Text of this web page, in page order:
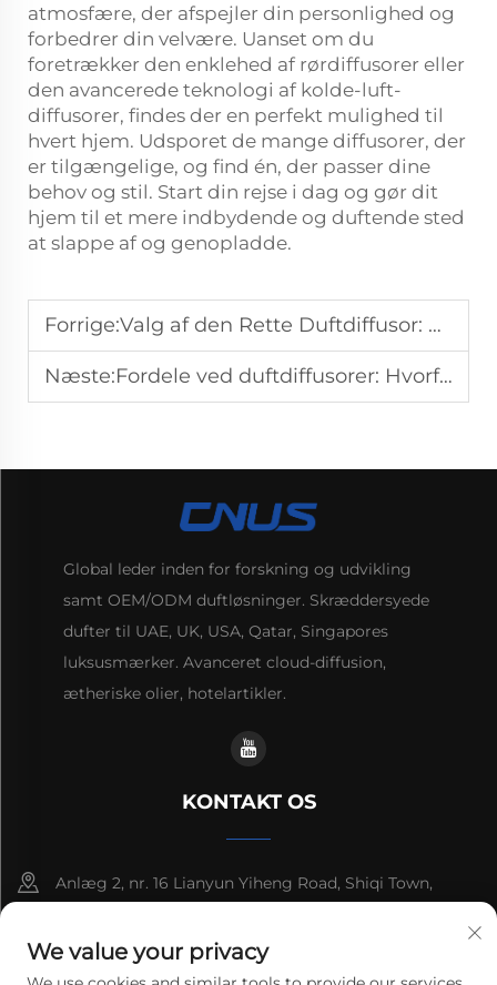
atmosfære, der afspejler din personlighed og
forbedrer din velvære. Uanset om du
foretrækker den enklehed af rørdiffusorer eller
den avancerede teknologi af kolde-luft-
diffusorer, findes der en perfekt mulighed til
hvert hjem. Udsporet de mange diffusorer, der
er tilgængelige, og find én, der passer dine
behov og stil. Start din rejse i dag og gør dit
hjem til et mere indbydende og duftende sted
at slappe af og genopladde.
Forrige:Valg af den Rette Duftdiffusor: En Guide til Dit Hjems Signaturaroma
Næste:Fordele ved duftdiffusorer: Hvorfor dit hjem har brug for en, og hvordan du vælger
Global leder inden for forskning og udvikling
samt OEM/ODM duftløsninger. Skræddersyede
dufter til UAE, UK, USA, Qatar, Singapores
luksusmærker. Avanceret cloud-diffusion,
ætheriske olier, hotelartikler.
KONTAKT OS
Anlæg 2, nr. 16 Lianyun Yiheng Road, Shiqi Town,
+86-13192436782
We value your privacy